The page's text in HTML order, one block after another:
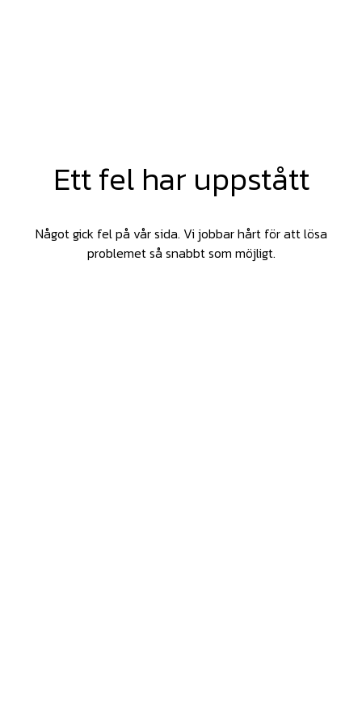
Ett fel har uppstått
Något gick fel på vår sida. Vi jobbar hårt för att lösa
problemet så snabbt som möjligt.